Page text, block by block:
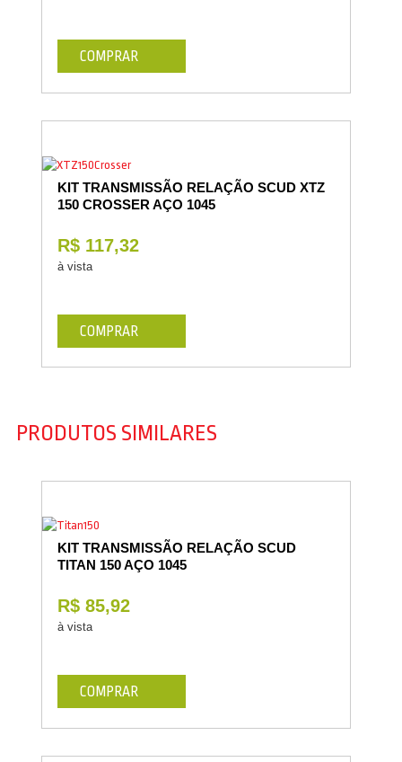
COMPRAR
KIT TRANSMISSÃO RELAÇÃO SCUD XTZ
150 CROSSER AÇO 1045
R$ 117,32
à vista
COMPRAR
PRODUTOS SIMILARES
KIT TRANSMISSÃO RELAÇÃO SCUD
TITAN 150 AÇO 1045
R$ 85,92
à vista
COMPRAR